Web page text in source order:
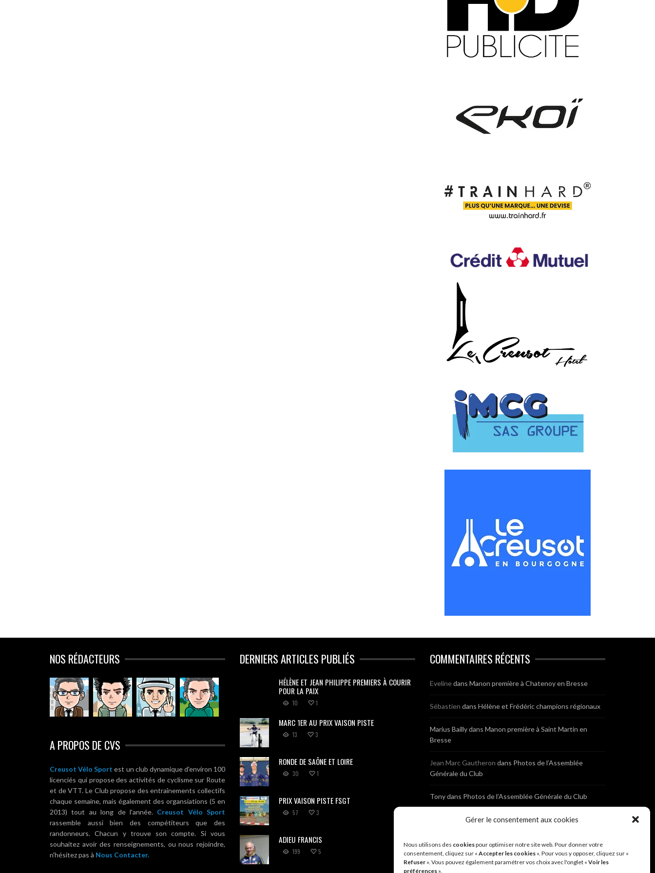
Gérer le consentement aux cookies
Nous utilisons des cookiespour optimiser notre site web. Pour donner votre
consentement, cliquez sur « Accepter les cookies ». Pour vous y opposer, cliquez sur «
Refuser ». Vous pouvez également paramétrer vos choix avec l'onglet « Voir les
préférences ».
NOS RÉDACTEURS
A PROPOS DE CVS
Creusot Vélo Sport est un club dynamique d'environ 100
licenciés qui propose des activités de cyclisme sur Route
et de VTT. Le Club propose des entraînements collectifs
chaque semaine, mais également des organsiations (5 en
2013) tout au long de l'année. Creusot Vélo Sport
rassemble aussi bien des compétiteurs que des
randonneurs. Chacun y trouve son compte. Si vous
souhaitez avoir des renseignements, ou nous rejoindre,
n'hésitez pas à Nous Contacter.
DERNIERS ARTICLES PUBLIÉS
HÉLÈNE ET JEAN PHILIPPE PREMIERS À COURIR
POUR LA PAIX
10 1
MARC 1ER AU PRIX VAISON PISTE
13 3
RONDE DE SAÔNE ET LOIRE
30 1
PRIX VAISON PISTE FSGT
57 3
ADIEU FRANCIS
199 5
COMMENTAIRES RÉCENTS
Evelinedans Manon première à Chatenoy en Bresse
Sébastien dans Hélène et Frédéric champions régionaux
Marius Baillydans Manon première à Saint Martin en
Bresse
Jean Marc Gautheron dans Photos de l’Assemblée
Générale du Club
Tonydans Photos de l’Assemblée Générale du Club
dansCyclocross de Brochon (21)
BreniauxdansCyclocross de Brochon (21)
AnonymedansDiététique Nutrition 71 – Cécile Guyon